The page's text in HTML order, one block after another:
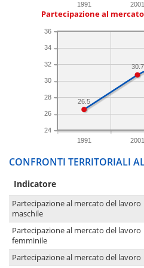
1991 2001
Partecipazione al
1991 2001
24
26
28
30
32
34
36
30.7
26.5
CONFRONTI TERRITORIALI
Indicatore
Partecipazione al mercato del lavoro
maschile
Partecipazione al mercato del lavoro
femminile
Partecipazione al mercato del lavoro